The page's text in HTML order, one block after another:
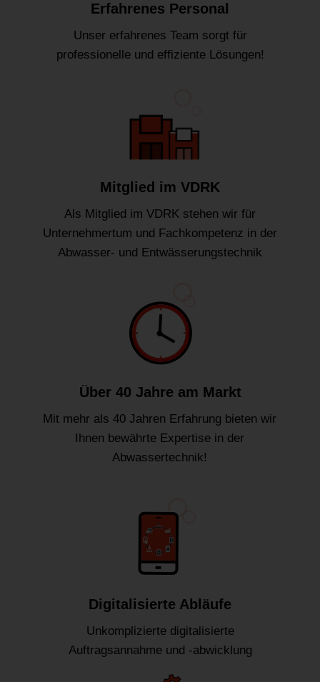
Erfahrenes Personal
Unser erfahrenes Team sorgt für
professionelle und effiziente Lösungen!
Mitglied im VDRK
Als Mitglied im VDRK stehen wir für
Unternehmertum und Fachkompetenz in der
Abwasser- und Entwässerungstechnik
Über 40 Jahre am Markt
Mit mehr als 40 Jahren Erfahrung bieten wir
Ihnen bewährte Expertise in der
Abwassertechnik!
Digitalisierte Abläufe
Unkomplizierte digitalisierte
Auftragsannahme und -abwicklung